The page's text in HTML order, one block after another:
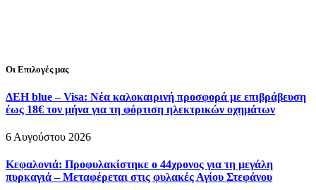
Οι Επιλογές μας
ΔΕΗ blue – Visa: Νέα καλοκαιρινή προσφορά με επιβράβευση
έως 18€ τον μήνα για τη φόρτιση ηλεκτρικών οχημάτων
6 Αυγούστου 2026
Κεφαλονιά: Προφυλακίστηκε ο 44χρονος για τη μεγάλη
πυρκαγιά – Μεταφέρεται στις φυλακές Αγίου Στεφάνου